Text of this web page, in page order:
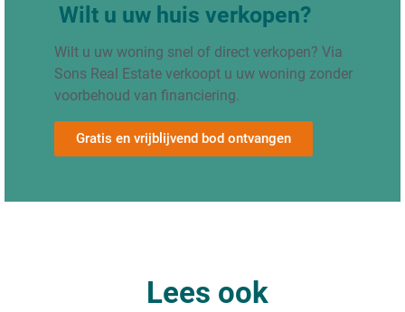
Wilt u uw huis verkopen?
Wilt u uw woning snel of direct verkopen? Via
Sons Real Estate verkoopt u uw woning zonder
voorbehoud van financiering.
Gratis en vrijblijvend bod ontvangen
Lees ook